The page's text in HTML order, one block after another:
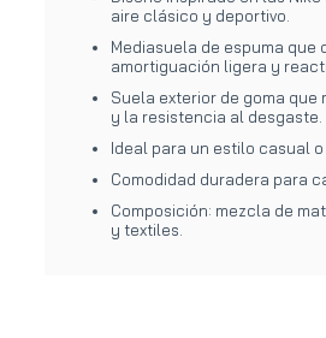
aire clásico y deportivo.
Mediasuela de espuma que
amortiguación ligera y
Suela exterior de goma que
y la resistencia al desgaste.
Ideal para un estilo casual o
Comodidad duradera para
Composición: mezcla de
y textiles.